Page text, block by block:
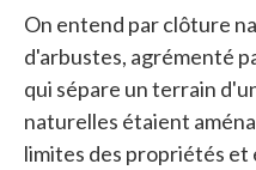
On entend par clôture
d'arbustes, agrémenté
qui sépare un terrain
naturelles étaient
limites des propriétés et